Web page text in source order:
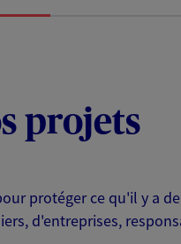
projets
protéger ce qu'il y a
d'entreprises,